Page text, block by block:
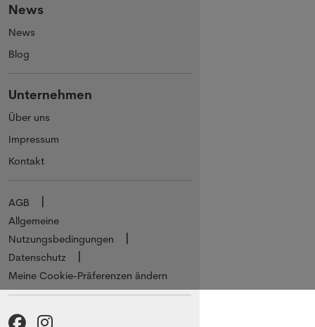
News
News
Blog
Unternehmen
Über uns
Impressum
Kontakt
AGB
Allgemeine
Nutzungsbedingungen
Datenschutz
Meine Cookie-Präferenzen ändern